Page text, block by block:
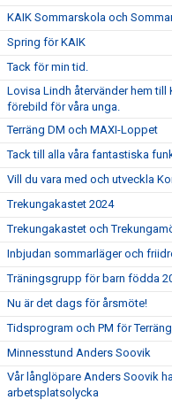
KAIK Sommarskola och
Spring för KAIK
Tack för min tid.
Lovisa Lindh återvänder hem till
förebild för våra unga.
Terräng DM och MAXI-Loppet
Tack till alla våra fantastiska
Vill du vara med och utveckla
Trekungakastet 2024
Trekungakastet och
Inbjudan sommarläger och
Träningsgrupp för barn födda
Nu är det dags för årsmöte!
Tidsprogram och PM för
Minnesstund Anders Soovik
Vår långlöpare Anders Soovik
arbetsplatsolycka